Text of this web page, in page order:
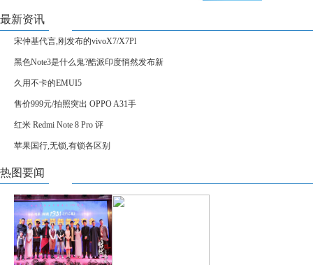
最新资讯
宋仲基代言,刚发布的vivoX7/X7Pl
黑色Note3是什么鬼?酷派印度悄然发布新
久用不卡的EMUI5
售价999元/拍照突出 OPPO A31手
红米 Redmi Note 8 Pro 评
苹果国行,无锁,有锁各区别
热图要闻